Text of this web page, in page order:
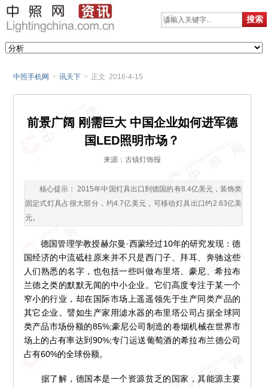
中照手机网 > 讯天下 > 正文 2016-4-15
前景广阔 刚需巨大 中国企业如何进军德
国LED照明市场？
来源：古镇灯饰报
核心提示： 2015年中国灯具出口到德国的有8.4亿美元，装饰类
固定式灯具占很大部分，约4.7亿美元，可移动灯具出口约2.63亿美
元。
德国管理学教授赫尔曼·西蒙经过10年的研究发现：德
国经济的中流砥柱原来并不只是西门子、拜耳、奔驰这些
人们熟悉的名字，也包括一些叫做布里塔、豪尼、希拉布
兰德之类的默默无闻的中小企业。它们高度专注于某一个
窄小的行业，却在国际市场上遥遥领先于生产同类产品的
其它企业。譬如生产家用滤水器的布里塔公司占据全球同
类产品市场份额的85%;豪尼公司制造的卷烟机械在世界市
场上的占有率达到90%;专门运送葡萄酒的希拉布兰德公司
占有60%的全球份额。
据了解，德国本是一个资源贫乏的国家，其能源主要